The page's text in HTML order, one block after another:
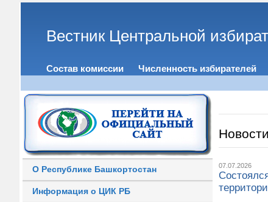
Вестник Центральной
Состав комиссии Численность избирателей
О Республике Башкортостан
Информация о ЦИК РБ
Новости
07.07.2026